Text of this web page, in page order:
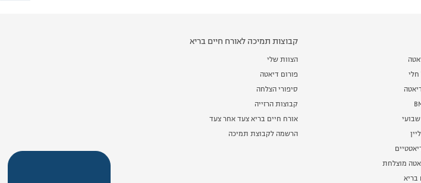
שבועי
מוצלחת
בריא
קבוצות תמיכה לאורח חיים בריא
הצוות שלי
פורום דיאטה
סיפורי הצלחה
קבוצות הרזייה
אורח חיים בריא צעד אחר צעד
הרשמה לקבוצת תמיכה